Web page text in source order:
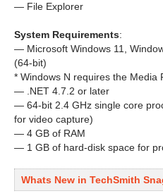
— File Explorer
System Requirements:
— Microsoft Windows 11,
(64-bit)
* Windows N requires the Media
— .NET 4.7.2 or later
— 64-bit 2.4 GHz single core
for video capture)
— 4 GB of RAM
— 1 GB of hard-disk space for
Whats New in TechSmith